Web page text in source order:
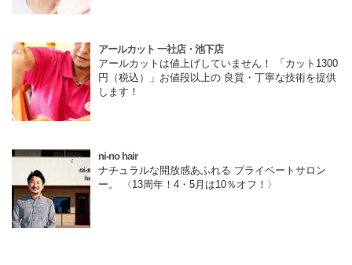
アールカット 一社店・池下店
アールカットは値上げしていません！ 「カット1300
円（税込）」お値段以上の 良質・丁寧な技術を提供
します！
ni-no hair
ナチュラルな開放感あふれる プライベートサロン
ー。 〈13周年！4・5月は10％オフ！〉